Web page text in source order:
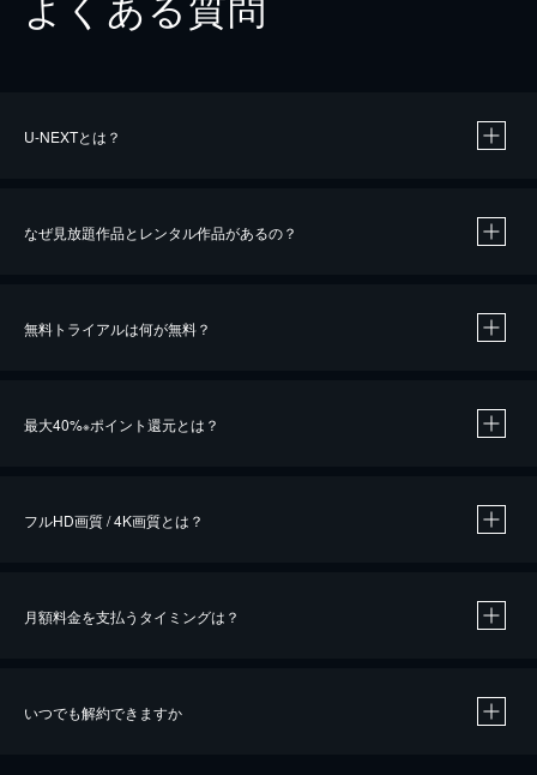
U-NEXTとは？
なぜ見放題作品とレンタル作品があるの？
無料トライアルは何が無料？
最大40%※ポイント還元とは？
※40％ポイント還元の対象は、クレジットカード決済による作品の購入 / レンタルです。
フルHD画質 / 4K画質とは？
月額料金を支払うタイミングは？
いつでも解約できますか